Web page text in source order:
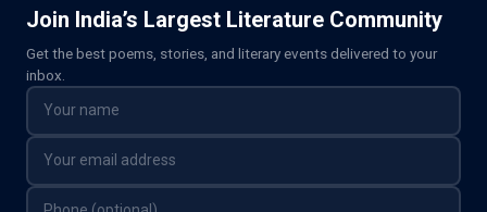
Join India’s Largest Literature Community
Get the best poems, stories, and literary events delivered to your
inbox.